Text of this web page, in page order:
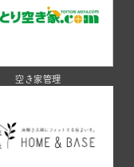
空き家管理